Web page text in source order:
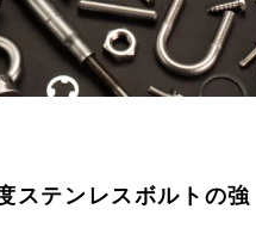
ステンレスボルトの強